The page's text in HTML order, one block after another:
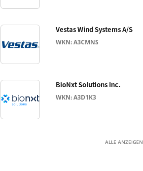
Vestas Wind Systems A/S
WKN: A3CMNS
BioNxt Solutions Inc.
WKN: A3D1K3
ALLE ANZEIGEN